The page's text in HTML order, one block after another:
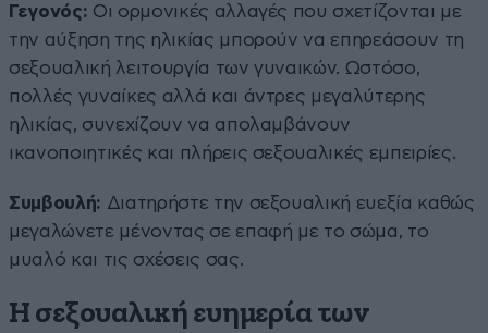
Γεγονός: Οι ορμονικές αλλαγές που σχετίζονται με
την αύξηση της ηλικίας μπορούν να επηρεάσουν τη
σεξουαλική λειτουργία των γυναικών. Ωστόσο,
πολλές γυναίκες αλλά και άντρες μεγαλύτερης
ηλικίας, συνεχίζουν να απολαμβάνουν
ικανοποιητικές και πλήρεις σεξουαλικές εμπειρίες.
Συμβουλή: Διατηρήστε την σεξουαλική ευεξία καθώς
μεγαλώνετε μένοντας σε επαφή με το σώμα, το
μυαλό και τις σχέσεις σας.
Η σεξουαλική ευημερία των